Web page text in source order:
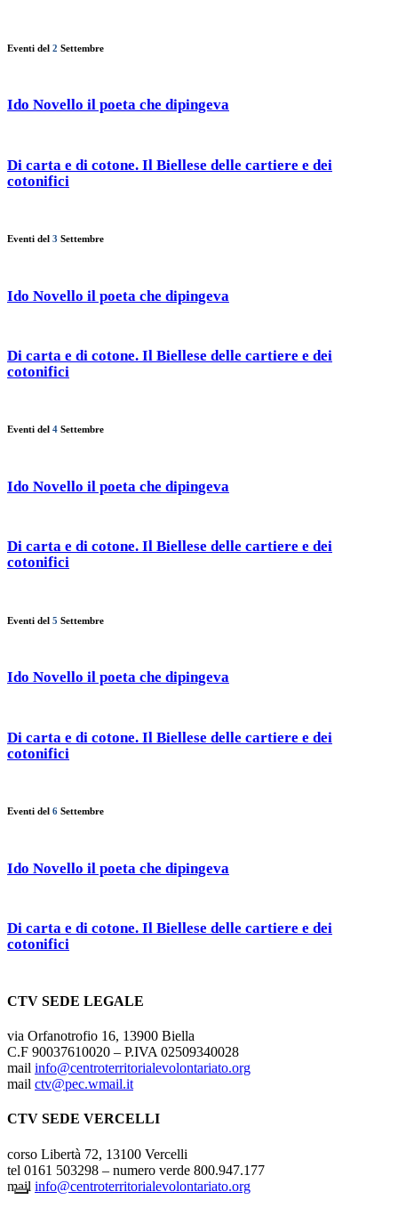
Eventi del 2 Settembre
Ido Novello il poeta che dipingeva
Di carta e di cotone. Il Biellese delle cartiere e dei
cotonifici
Eventi del 3 Settembre
Ido Novello il poeta che dipingeva
Di carta e di cotone. Il Biellese delle cartiere e dei
cotonifici
Eventi del 4 Settembre
Ido Novello il poeta che dipingeva
Di carta e di cotone. Il Biellese delle cartiere e dei
cotonifici
Eventi del 5 Settembre
Ido Novello il poeta che dipingeva
Di carta e di cotone. Il Biellese delle cartiere e dei
cotonifici
Eventi del 6 Settembre
Ido Novello il poeta che dipingeva
Di carta e di cotone. Il Biellese delle cartiere e dei
cotonifici
CTV SEDE LEGALE
via Orfanotrofio 16, 13900 Biella
C.F 90037610020 – P.IVA 02509340028
mail info@centroterritorialevolontariato.org
mail ctv@pec.wmail.it
CTV SEDE VERCELLI
corso Libertà 72, 13100 Vercelli
tel 0161 503298 – numero verde 800.947.177
mail info@centroterritorialevolontariato.org